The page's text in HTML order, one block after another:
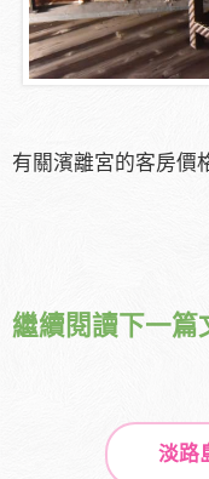
有關濱離宮的客房價
繼續閱讀下一
淡路